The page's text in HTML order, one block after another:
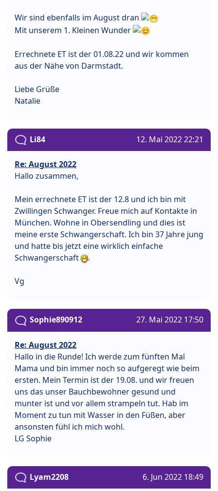
Wir sind ebenfalls im August dran
Mit unserem 1. Kleinen Wunder
Errechnete ET ist der 01.08.22 und wir kommen
aus der Nähe von Darmstadt.
Liebe Grüße
Natalie
Li84 12. Mai 2022 22:21
Re: August 2022
Hallo zusammen,
Mein errechnete ET ist der 12.8 und ich bin mit
Zwillingen Schwanger. Freue mich auf Kontakte in
München. Wohne in Obersendling und dies ist
meine erste Schwangerschaft. Ich bin 37 Jahre jung
und hatte bis jetzt eine wirklich einfache
Schwangerschaft
.
Vg
Sophie890912 27. Mai 2022 17:50
Re: August 2022
Hallo in die Runde! Ich werde zum fünften Mal
Mama und bin immer noch so aufgeregt wie beim
ersten. Mein Termin ist der 19.08. und wir freuen
uns das unser Bauchbewohner gesund und
munter ist und vor allem strampeln tut. Hab im
Moment zu tun mit Wasser in den Füßen, aber
ansonsten fühl ich mich wohl.
LG Sophie
Lyam2208 6. Jun 2022 18:49